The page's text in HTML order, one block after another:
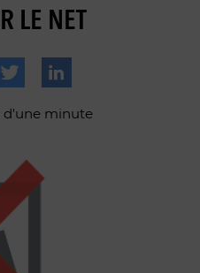
LE NET
d'une minute